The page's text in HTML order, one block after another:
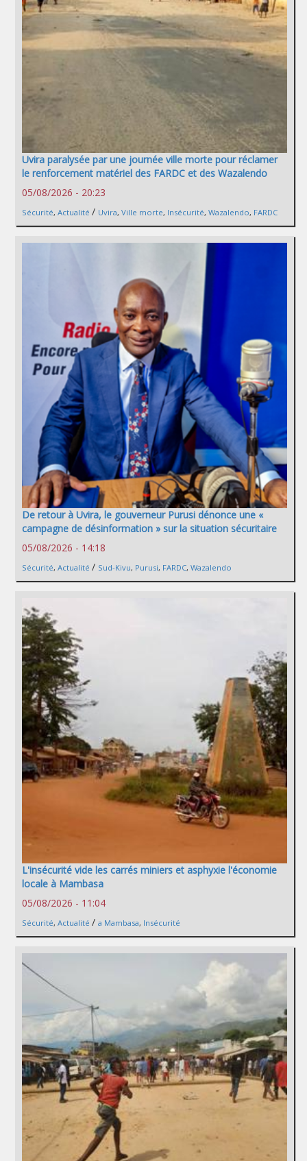
Uvira paralysée par une journée ville morte pour réclamer
le renforcement matériel des FARDC et des Wazalendo
05/08/2026 - 20:23
Sécurité, Actualité / Uvira, Ville morte, Insécurité, Wazalendo, FARDC
De retour à Uvira, le gouverneur Purusi dénonce une «
campagne de désinformation » sur la situation sécuritaire
05/08/2026 - 14:18
Sécurité, Actualité / Sud-Kivu, Purusi, FARDC, Wazalendo
L'insécurité vide les carrés miniers et asphyxie l'économie
locale à Mambasa
05/08/2026 - 11:04
Sécurité, Actualité / a Mambasa, Insécurité